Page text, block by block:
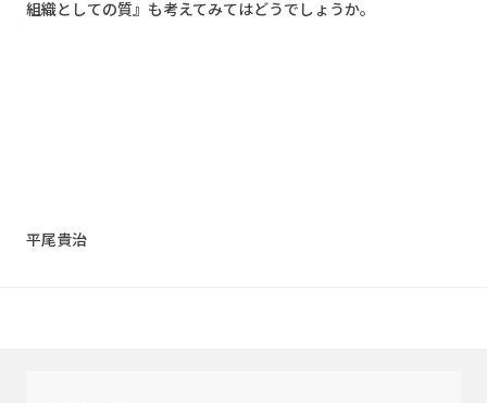
組織としての質』も考えてみてはどうでしょうか。
平尾貴治